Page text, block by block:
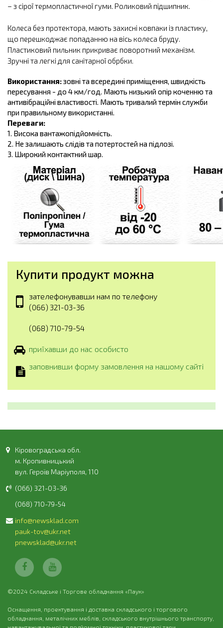
– з сірої термопластичної гуми. Роликовий підшипник.
Колеса без протектора, мають захисні ковпаки із пластику,
що перешкоджає попаданню на вісь колеса бруду.
Пластиковий пильник прикриває поворотний механізм.
Зручні та легкі для санітарної обрбки.
Використання:зовні та всередині приміщення, швидкість
пересування - до 4 км/год. Мають низький опір коченню та
антивібраційні властивості. Мають тривалий термін служби
при правильному використанні.
Переваги:
1. Висока вантажопідйомність.
2. Не залишають слідів та потертостей на підлозі.
3. Широкий контактний шар.
Купити продукт можна
зателефонувавши нам по телефону
(066) 321-03-36
(068) 710-79-54
приїхавши до нас особисто
заповнивши форму замовлення на нашому сайті
Кіровоградська обл.
м. Кропивницький
вул. Героїв Маріуполя, 110
(066) 321-03-36
(068) 710-79-54
info@newsklad.com
pauk-tov@ukr.net
pnewsklad@ukr.net
©2024 Складське і Торгове обладнання «Паук»
Оснащення, проектування і доставка складського і торгового
обладнання, металічних меблів, складського внутрішнього транспорту,